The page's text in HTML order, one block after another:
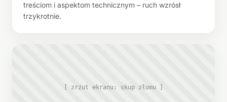
treściom i aspektom technicznym – ruch wzrósł
trzykrotnie.
[ zrzut ekranu: skup złomu ]